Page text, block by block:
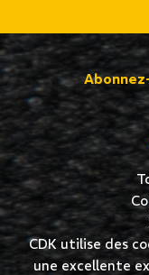
CDK utilise des
une excellente